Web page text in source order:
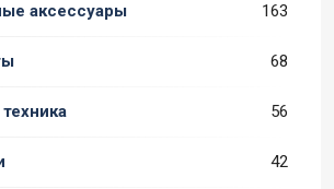
аксессуары 163
68
56
42